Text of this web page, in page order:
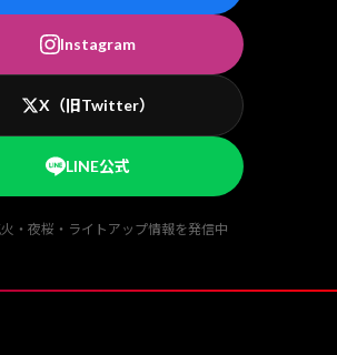
Instagram
X（旧Twitter）
LINE公式
・夜桜・ライトアップ情報を発信中